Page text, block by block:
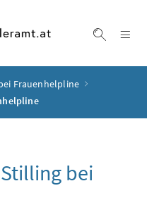
Frauenhelpline
bei